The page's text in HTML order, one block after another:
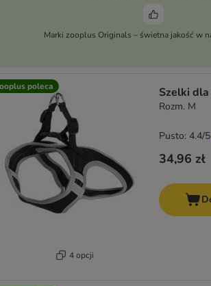
Marki zooplus Originals – świetna jakość w
poleca
4 opcji
Szelki dla
Rozm. M
34,96 zł
Pusto: 4.4/5